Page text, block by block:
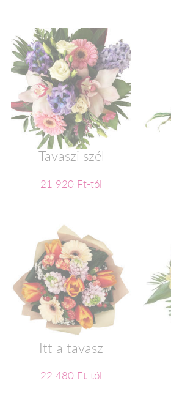
Tavaszi szél
21 920 Ft-tól
Itt a tavasz
22 480 Ft-tól